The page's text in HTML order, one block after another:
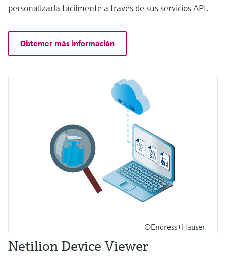
personalizarla fácilmente a través de sus servicios API.
Obtemer más información
©Endress+Hauser
Netilion Device Viewer